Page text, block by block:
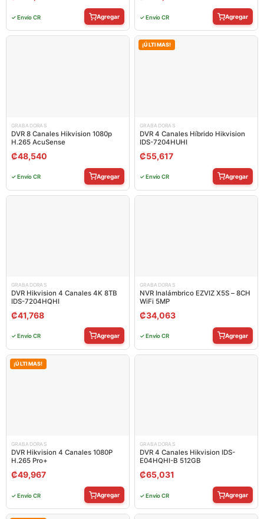
✓ Envío CR Agregar ✓ Envío CR Agregar
GRABADORAS
DVR 8 Canales Hikvision 1080p
H.265 AcuSense
₡48,540
✓ Envío CR Agregar
¡ÚLTIMAS!
GRABADORAS
DVR 4 Canales Híbrido Hikvision
IDS-7204HUHI
₡55,617
✓ Envío CR Agregar
GRABADORAS
DVR Hikvision 4 Canales 4K 8TB
IDS-7204HQHI
₡41,768
✓ Envío CR Agregar
GRABADORAS
NVR Inalámbrico EZVIZ X5S – 8CH
WiFi 5MP
₡34,063
✓ Envío CR Agregar
¡ÚLTIMAS!
GRABADORAS
DVR Hikvision 4 Canales 1080P
H.265 Pro+
₡49,967
✓ Envío CR Agregar
GRABADORAS
DVR 4 Canales Hikvision IDS-
E04HQHI-B 512GB
₡65,031
✓ Envío CR Agregar